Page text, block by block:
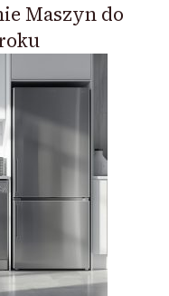
Maszyn do